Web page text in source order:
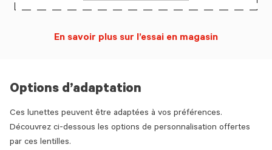
Options d’adaptation
Ces lunettes peuvent être adaptées à vos préférences.
Découvrez ci-dessous les options de personnalisation offertes
par ces lentilles.
En savoir plus sur l’essai en magasin